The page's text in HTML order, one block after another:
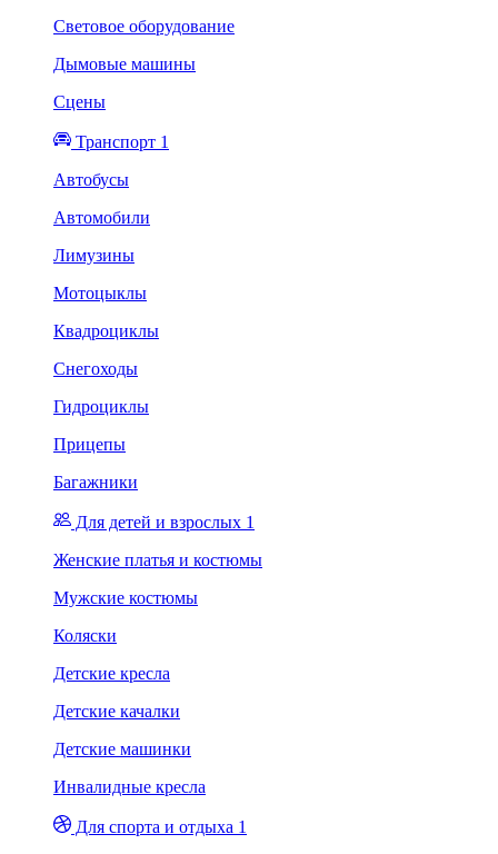
Световое оборудование
Дымовые машины
Сцены
Транспорт 1
Автобусы
Автомобили
Лимузины
Мотоцыклы
Квадроциклы
Снегоходы
Гидроциклы
Прицепы
Багажники
Для детей и взрослых 1
Женские платья и костюмы
Мужские костюмы
Коляски
Детские кресла
Детские качалки
Детские машинки
Инвалидные кресла
Для спорта и отдыха 1